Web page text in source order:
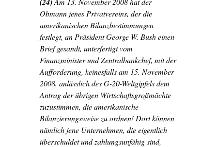
Obmann jenes Privatvereins, der die
amerikanischen Bilanzbestimmungen
festlegt, an Präsident George W. Bush einen
Brief gesandt, unterfertigt vom
Finanzminister und Zentralbankchef, mit der
Aufforderung, keinesfalls am 15. November
2008, anlässlich des G-20-Weltgipfels dem
Antrag der übrigen Wirtschaftsgroßmächte
zuzustimmen, die amerikanische
Bilanzierungsweise zu ordnen! Dort können
nämlich jene Unternehmen, die eigentlich
überschuldet und zahlungsunfähig sind,